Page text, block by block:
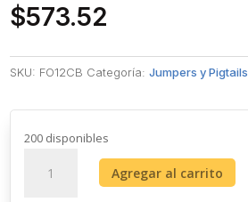
$573.52
SKU: FO12CB Categoría:Jumpers y Pigtails
200 disponibles
Agregar al carrito